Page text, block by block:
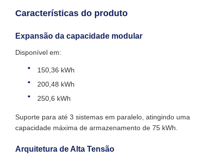
Características do produto
Expansão da capacidade modular
Disponível em:
150,36 kWh
200,48 kWh
250,6 kWh
Suporte para até 3 sistemas em paralelo, atingindo uma
capacidade máxima de armazenamento de 75 kWh.
Arquitetura de Alta Tensão